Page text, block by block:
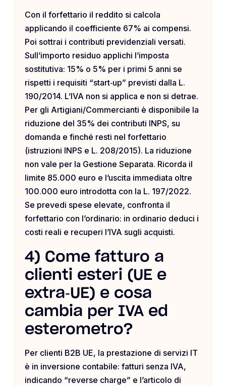
Con il forfettario il reddito si calcola
applicando il coefficiente 67% ai compensi.
Poi sottrai i contributi previdenziali versati.
Sull’importo residuo applichi l’imposta
sostitutiva: 15% o 5% per i primi 5 anni se
rispetti i requisiti “start‑up” previsti dalla L.
190/2014. L’IVA non si applica e non si detrae.
Per gli Artigiani/Commercianti è disponibile la
riduzione del 35% dei contributi INPS, su
domanda e finché resti nel forfettario
(istruzioni INPS e L. 208/2015). La riduzione
non vale per la Gestione Separata. Ricorda il
limite 85.000 euro e l’uscita immediata oltre
100.000 euro introdotta con la L. 197/2022.
Se prevedi spese elevate, confronta il
forfettario con l’ordinario: in ordinario deduci i
costi reali e recuperi l’IVA sugli acquisti.
4) Come fatturo a
clienti esteri (UE e
extra‑UE) e cosa
cambia per IVA ed
esterometro?
Per clienti B2B UE, la prestazione di servizi IT
è in inversione contabile: fatturi senza IVA,
indicando “reverse charge” e l’articolo di